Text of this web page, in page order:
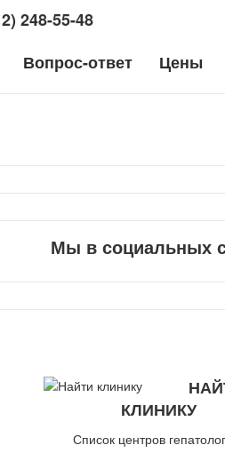
248-55-48
Вопрос-ответ Цены
Мы в социальных
КЛИНИКУ
Список центров